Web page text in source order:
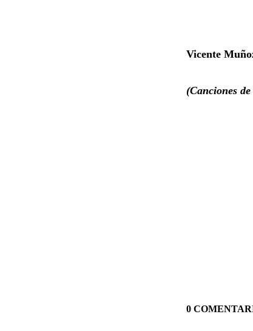
Vicente
(Canciones
0